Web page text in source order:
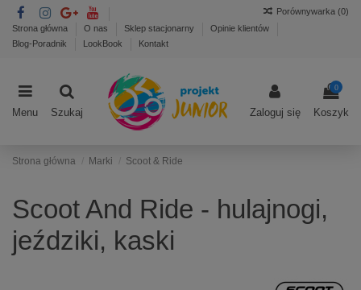
Strona główna O nas Sklep stacjonarny
Opinie klientów
Blog-Poradnik
LookBook Kontakt
Porównywarka (0)
Menu Szukaj Zaloguj się
0
Koszyk
Strona główna Marki Scoot & Ride
Scoot And Ride - hulajnogi,
jeździki, kaski